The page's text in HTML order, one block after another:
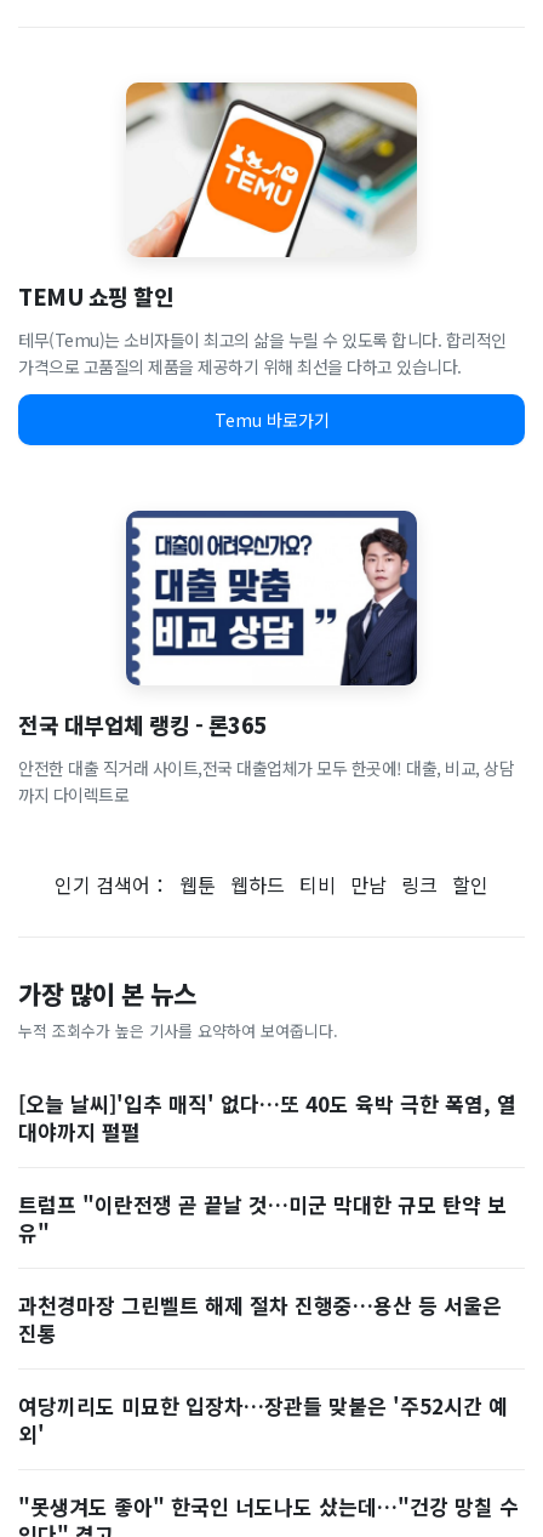
TEMU 쇼핑 할인
테무(Temu)는 소비자들이 최고의 삶을 누릴 수 있도록 합니다. 합리적인
가격으로 고품질의 제품을 제공하기 위해 최선을 다하고 있습니다.
Temu 바로가기
전국 대부업체 랭킹 - 론365
안전한 대출 직거래 사이트,전국 대출업체가 모두 한곳에! 대출, 비교, 상담
까지 다이렉트로
인기 검색어： 웹툰 웹하드 티비 만남 링크 할인
가장 많이 본 뉴스
누적 조회수가 높은 기사를 요약하여 보여줍니다.
[오늘 날씨]'입추 매직' 없다…또 40도 육박 극한 폭염, 열
대야까지 펄펄
트럼프 "이란전쟁 곧 끝날 것…미군 막대한 규모 탄약 보
유"
과천경마장 그린벨트 해제 절차 진행중…용산 등 서울은
진통
여당끼리도 미묘한 입장차…장관들 맞붙은 '주52시간 예
외'
"못생겨도 좋아" 한국인 너도나도 샀는데…"건강 망칠 수